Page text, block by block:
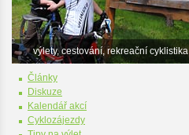
výlety, cestování, rekreační cyklistika
Články
Diskuze
Kalendář akcí
Cyklozájezdy